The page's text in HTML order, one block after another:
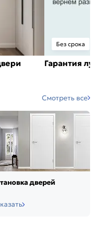
Без срока
Гарантия
Смотреть все
дверей